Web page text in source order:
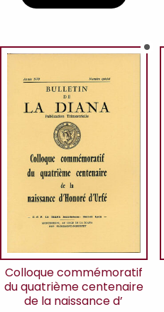
Colloque commémoratif
du quatrième centenaire
de la naissance d’